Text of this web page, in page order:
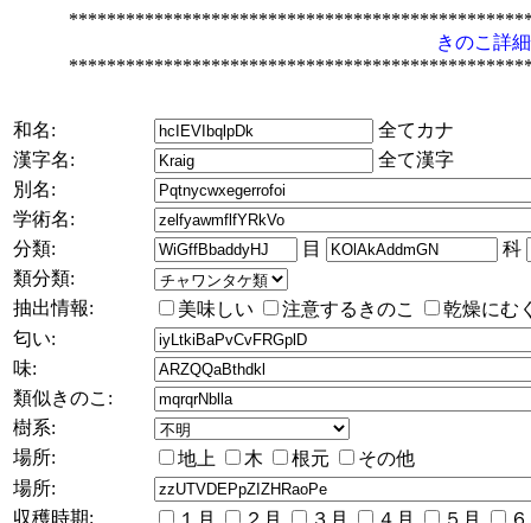
きのこ詳
和名:
全てカナ
漢字名:
全て漢字
別名:
学術名:
分類:
目
科
類分類:
抽出情報:
美味しい 注意するきのこ
乾燥にむ
匂い:
味:
類似きのこ:
樹系:
場所:
地上 木 根元
その他
場所:
収穫時期:
１月 ２月 ３月 ４月 ５月